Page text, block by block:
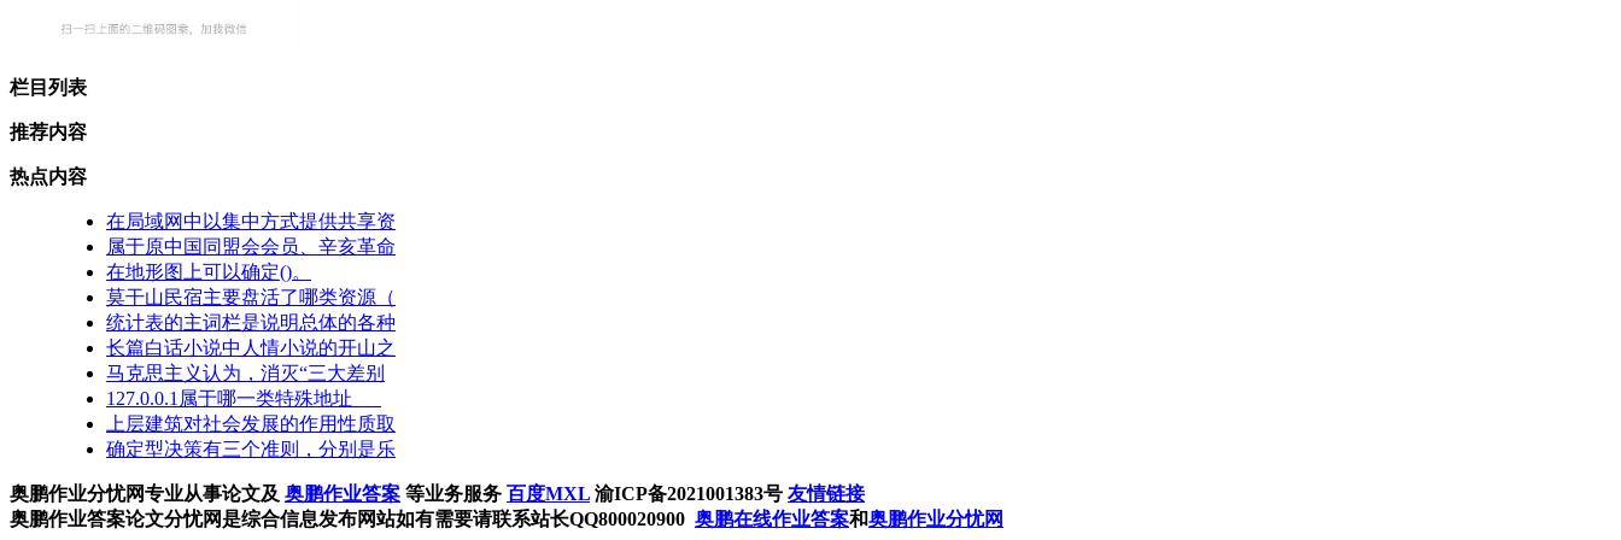
栏目列表
推荐内容
热点内容
在局域网中以集中方式提供共享资
属于原中国同盟会会员、辛亥革命
在地形图上可以确定()。
莫干山民宿主要盘活了哪类资源（
统计表的主词栏是说明总体的各种
长篇白话小说中人情小说的开山之
马克思主义认为，消灭“三大差别
127.0.0.1属于哪一类特殊地址___
上层建筑对社会发展的作用性质取
确定型决策有三个准则，分别是乐
奥鹏作业分忧网专业从事论文及 奥鹏作业答案 等业务服务 百度MXL 渝ICP备2021001383号 友情链接
奥鹏作业答案论文分忧网是综合信息发布网站如有需要请联系站长QQ800020900 奥鹏在线作业答案和奥鹏作业分忧网